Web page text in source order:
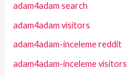
adam4adam search
adam4adam visitors
adam4adam-inceleme reddit
adam4adam-inceleme visitors